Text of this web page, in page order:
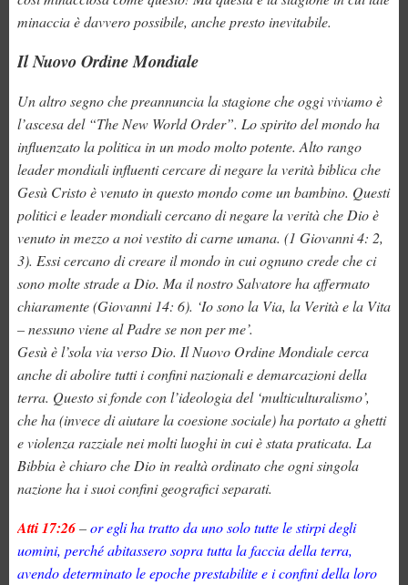
minaccia è davvero possibile, anche presto inevitabile.
Il Nuovo Ordine Mondiale
Un altro segno che preannuncia la stagione che oggi viviamo è
l’ascesa del “The New World Order”. Lo spirito del mondo ha
influenzato la politica in un modo molto potente. Alto rango
leader mondiali influenti cercare di negare la verità biblica che
Gesù Cristo è venuto in questo mondo come un bambino. Questi
politici e leader mondiali cercano di negare la verità che Dio è
venuto in mezzo a noi vestito di carne umana. (1 Giovanni 4: 2,
3). Essi cercano di creare il mondo in cui ognuno crede che ci
sono molte strade a Dio. Ma il nostro Salvatore ha affermato
chiaramente (Giovanni 14: 6). ‘Io sono la Via, la Verità e la Vita
– nessuno viene al Padre se non per me’.
Gesù è l’sola via verso Dio. Il Nuovo Ordine Mondiale cerca
anche di abolire tutti i confini nazionali e demarcazioni della
terra. Questo si fonde con l’ideologia del ‘multiculturalismo’,
che ha (invece di aiutare la coesione sociale) ha portato a ghetti
e violenza razziale nei molti luoghi in cui è stata praticata. La
Bibbia è chiaro che Dio in realtà ordinato che ogni singola
nazione ha i suoi confini geografici separati.
Atti 17:26 –or egli ha tratto da uno solo tutte le stirpi degli
uomini, perché abitassero sopra tutta la faccia della terra,
avendo determinato le epoche prestabilite e i confini della loro